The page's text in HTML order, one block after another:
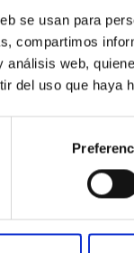
se usan para
compartimos
análisis web,
del uso que haya
(34) 922 329 100